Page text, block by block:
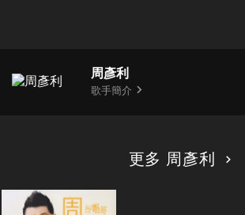
周彥利
歌手簡介
更多 周彥利